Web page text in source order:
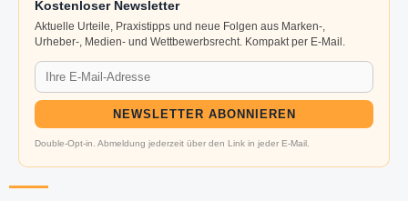
Kostenloser Newsletter
Aktuelle Urteile, Praxistipps und neue Folgen aus Marken-,
Urheber-, Medien- und Wettbewerbsrecht. Kompakt per E-Mail.
NEWSLETTER ABONNIEREN
Double-Opt-in. Abmeldung jederzeit über den Link in jeder E-Mail.